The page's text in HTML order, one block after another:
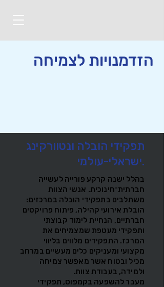
הזדמנויות לצמיחה
תפקידי הובלה ונטוורקינג
ישראלי-עולמי.
בהלל ישנה קרקע פורייה לעשייה
חברתית־חינוכית. אנשי הצוות
משתלבים בתפקידי הובלה במרכזים:
הובלת אירועי קהילה, פיתוח פרויקטים
חברתיים, הנחיית לימוד קבוצתי
ותפקידי מעטפת שמצמיחים את
המרכז. התפקידים מלווים בליווי
מקצועי ומעניקים כלים מעשיים במרחב
מכיל ובטוח אשר מאפשר צמיחה
ולמידה, בעבודת צוות.
מעבר להשפעה בקמפוס, תפקידי